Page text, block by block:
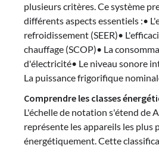
plusieurs critères. Ce système
différents aspects essentiels :•
refroidissement (SEER)•
chauffage (SCOP)• La
d'électricité• Le niveau sonore
La puissance frigorifique
Comprendre les classes
L'échelle de notation s'étend de
représente les appareils les plus
énergétiquement. Cette